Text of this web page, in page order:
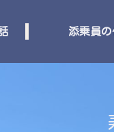
添乗員の